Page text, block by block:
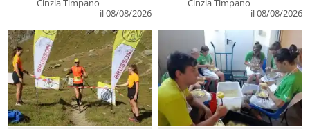
Cinzia Timpano
il 08/08/2026
Cinzia Timpano
il 08/08/2026